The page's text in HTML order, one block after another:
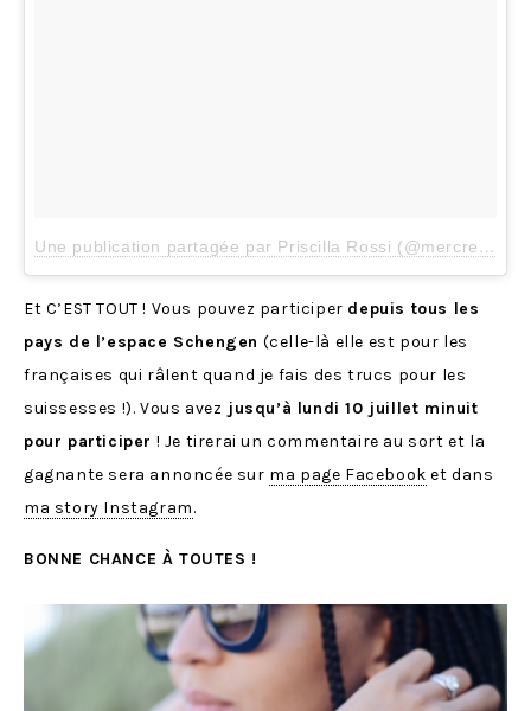
Une publication partagée par Priscilla Rossi (@mercredieblog)
Et C’EST TOUT ! Vous pouvez participer depuis tous les
pays de l’espace Schengen (celle-là elle est pour les
françaises qui râlent quand je fais des trucs pour les
suissesses !). Vous avez jusqu’à lundi 10 juillet minuit
pour participer ! Je tirerai un commentaire au sort et la
gagnante sera annoncée sur ma page Facebook et dans
ma story Instagram.
BONNE CHANCE À TOUTES !